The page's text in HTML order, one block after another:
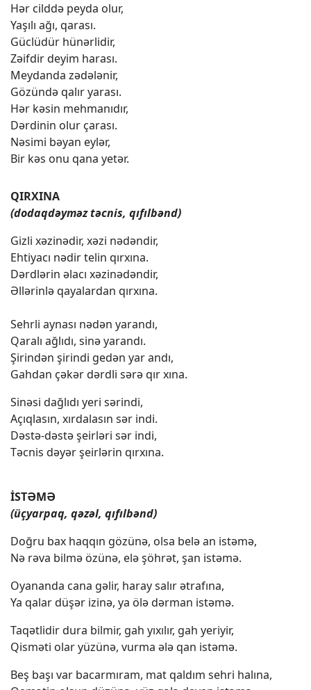
Hər cilddə peyda olur,
Yaşılı ağı, qarası.
Güclüdür hünərlidir,
Zəifdir deyim harası.
Meydanda zədələnir,
Gözündə qalır yarası.
Hər kəsin mehmanıdır,
Dərdinin olur çarası.
Nəsimi bəyan eylər,
Bir kəs onu qana yetər.
QIRXINA
(dodaqdəyməz təcnis, qıfılbənd)
Gizli xəzinədir, xəzi nədəndir,
Ehtiyacı nədir telin qırxına.
Dərdlərin əlacı xəzinədəndir,
Əllərinlə qayalardan qırxına.
Sehrli aynası nədən yarandı,
Qaralı ağlıdı, sinə yarandı.
Şirindən şirindi gedən yar andı,
Gahdan çəkər dərdli sərə qır xına.
Sinəsi dağlıdı yeri sərindi,
Açıqlasın, xırdalasın sər indi.
Dəstə-dəstə şeirləri sər indi,
Təcnis dəyər şeirlərin qırxına.
İSTƏMƏ
(üçyarpaq, qəzəl, qıfılbənd)
Doğru bax haqqın gözünə, olsa belə an istəmə,
Nə rəva bilmə özünə, elə şöhrət, şan istəmə.
Oyananda cana gəlir, haray salır ətrafına,
Ya qalar düşər izinə, ya ölə dərman istəmə.
Taqətlidir dura bilmir, gah yıxılır, gah yeriyir,
Qisməti olar yüzünə, vurma ələ qan istəmə.
Beş başı var bacarmıram, mat qaldım sehri halına,